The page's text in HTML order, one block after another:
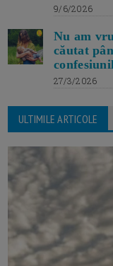
9/6/2026
Nu am
căutat
27/3/2026
ULTIMILE ARTICOLE